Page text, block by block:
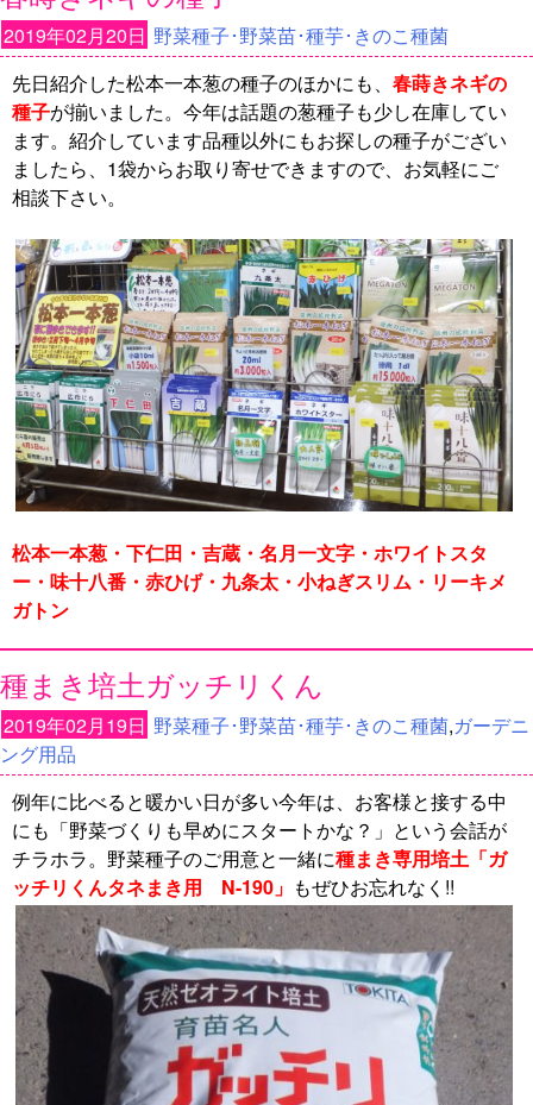
2019年02月20日 野菜種子･野菜苗･種芋･きのこ種菌
先日紹介した松本一本葱の種子のほかにも、 春蒔きネギの
種子が揃いました。今年は話題の葱種子も少し在庫してい
ます。紹介しています品種以外にもお探しの種子がござい
ましたら、1袋からお取り寄せできますので、お気軽にご
相談下さい。
松本一本葱・下仁田・吉蔵・名月一文字・ホワイトスタ
ー・味十八番・赤ひげ・九条太・小ねぎスリム・リーキメ
ガトン
種まき培土ガッチリくん
2019年02月19日 野菜種子･野菜苗･種芋･きのこ種菌,ガーデニ
ング用品
例年に比べると暖かい日が多い今年は、お客様と接する中
にも「野菜づくりも早めにスタートかな？」という会話が
チラホラ。野菜種子のご用意と一緒に種まき専用培土 「ガ
ッチリくんタネまき用 N-190」 もぜひお忘れなく!!